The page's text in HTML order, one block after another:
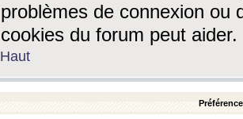
problèmes de connexion ou
cookies du forum peut aider.
Haut